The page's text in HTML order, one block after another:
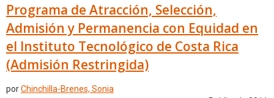
Programa de Atracción, Selección,
Admisión y Permanencia con Equidad en
el Instituto Tecnológico de Costa Rica
(Admisión Restringida)
porChinchilla-Brenes, Sonia